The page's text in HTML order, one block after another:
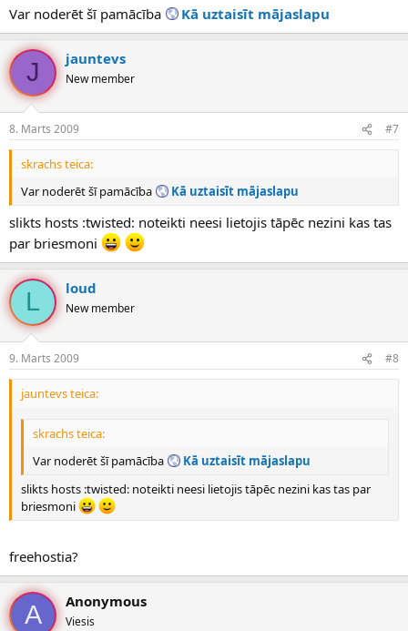
Var noderēt šī pamācība Kā uztaisīt mājaslapu
J jauntevs
New member
8. Marts 2009 #7
skrachs teica:
Var noderēt šī pamācība
Kā uztaisīt mājaslapu
slikts hosts :twisted: noteikti neesi lietojis tāpēc nezini kas tas
par briesmoni
L loud
New member
9. Marts 2009 #8
jauntevs teica:
skrachs teica:
Var noderēt šī pamācība
Kā uztaisīt mājaslapu
slikts hosts :twisted: noteikti neesi lietojis tāpēc nezini kas tas par
briesmoni
freehostia?
A Anonymous
Viesis